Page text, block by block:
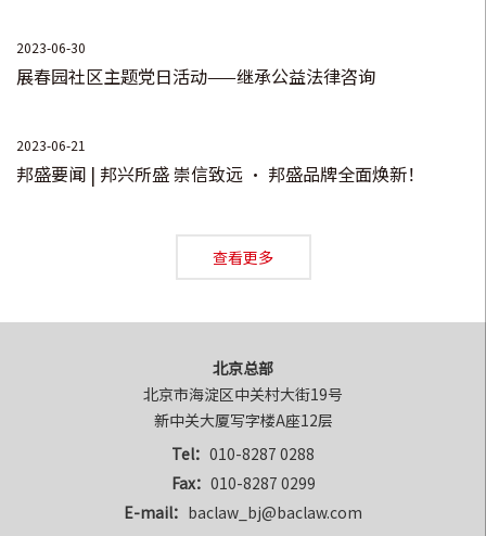
业）加工承揽合同纠纷，律师通过综合运用法律分析、调查、
索赔约6600万元（减损100%）,并帮助客户妥善化解了面临20
多个企业提起诉讼的风险（减损100%潜在风险） ，达到了多赢
• 代理江苏某科技股份公司（委托人）与山东某公司（相对
用，突破了本案各项债权计算复杂且部分存在争议、担保争
议、债务人偿债能力弱等多个难题，最终，促成各方达成实质
性化解纠纷的一揽子和解协议，在接案后1年内即帮助客户实现
债权（建设费本金全部+部分违约金，合计4100万余元）；
• 代理某测试设备公司（委托人）、另一设备公司（第三人）
2023-06-30
展春园社区主题党日活动——继承公益法律咨询
2023-06-21
邦盛要闻 | 邦兴所盛 崇信致远 · 邦盛品牌全面焕新！
查看更多
北京总部
北京市海淀区中关村大街19号
新中关大厦写字楼A座12层
Tel： 010-8287 0288
Fax： 010-8287 0299
E-mail： baclaw_bj@baclaw.com